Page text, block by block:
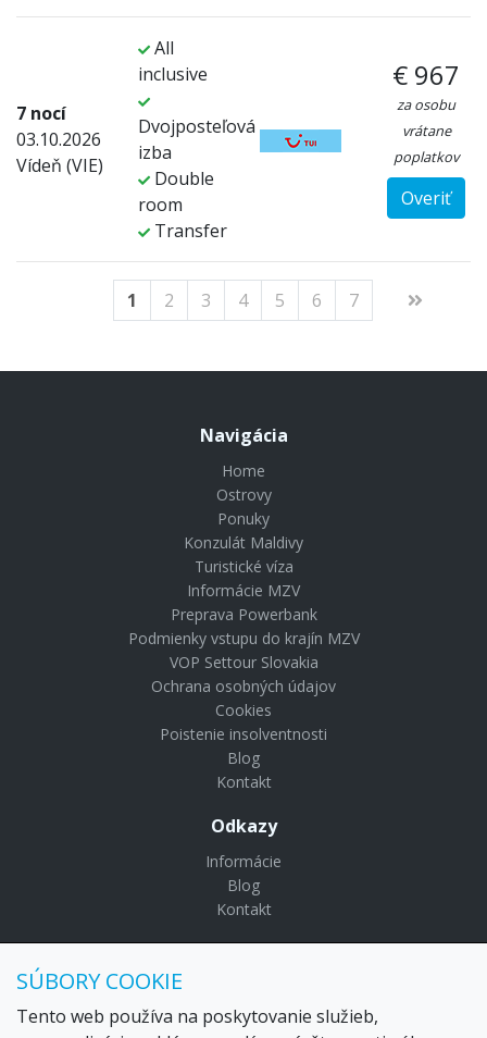
7 nocí
03.10.2026
Vídeň (VIE)
All
inclusive
Dvojposteľová
izba
Double
room
Transfer
€ 967
za osobu
vrátane
poplatkov
Overiť
1 2 3 4 5 6 7
Navigácia
Home
Ostrovy
Ponuky
Konzulát Maldivy
Turistické víza
Informácie MZV
Preprava Powerbank
Podmienky vstupu do krajín MZV
VOP Settour Slovakia
Ochrana osobných údajov
Cookies
Poistenie insolventnosti
Blog
Kontakt
Odkazy
Informácie
Blog
Kontakt
Maldivy.sk je značkou
Sídlo:Lazaretská 29, Bratislava 81109
SÚBORY COOKIE
Tento web používa na poskytovanie služieb,